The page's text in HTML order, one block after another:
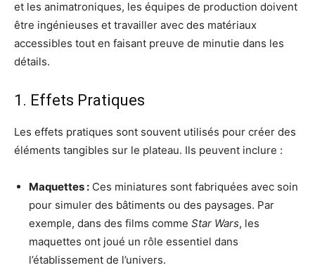
et les animatroniques, les équipes de production doivent
être ingénieuses et travailler avec des matériaux
accessibles tout en faisant preuve de minutie dans les
détails.
1. Effets Pratiques
Les effets pratiques sont souvent utilisés pour créer des
éléments tangibles sur le plateau. Ils peuvent inclure :
Maquettes : Ces miniatures sont fabriquées avec soin
pour simuler des bâtiments ou des paysages. Par
exemple, dans des films comme Star Wars, les
maquettes ont joué un rôle essentiel dans
l’établissement de l’univers.